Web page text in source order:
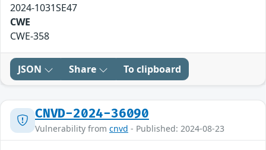
2024-1031SE47
CWE
CWE-358
JSON Share To clipboard
CNVD-2024-36090
Vulnerability from cnvd - Published: 2024-08-23